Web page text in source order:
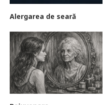
Alergarea de seară